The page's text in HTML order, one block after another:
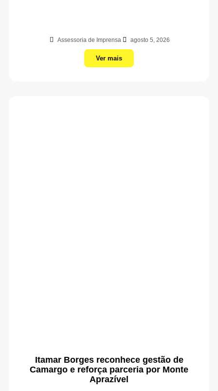
Assessoria de Imprensa agosto 5, 2026
Ver mais
Itamar Borges reconhece gestão de
Camargo e reforça parceria por Monte
Aprazível